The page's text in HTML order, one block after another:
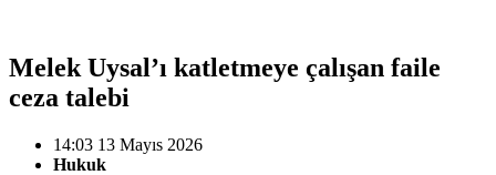
Melek Uysal’ı katletmeye çalışan faile
ceza talebi
14:03 13 Mayıs 2026
Hukuk